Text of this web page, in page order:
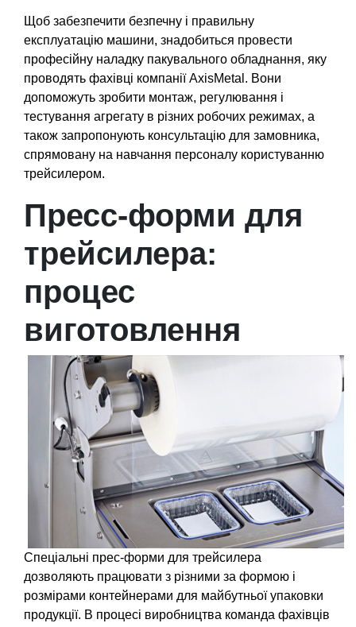
Щоб забезпечити безпечну і правильну
експлуатацію машини, знадобиться провести
професійну наладку пакувального обладнання, яку
проводять фахівці компанії AxisMetal. Вони
допоможуть зробити монтаж, регулювання і
тестування агрегату в різних робочих режимах, а
також запропонують консультацію для замовника,
спрямовану на навчання персоналу користуванню
трейсилером.
Пресс-форми для
трейсилера:
процес
виготовлення
Спеціальні прес-форми для трейсилера
дозволяють працювати з різними за формою і
розмірами контейнерами для майбутньої упаковки
продукції. В процесі виробництва команда фахівців